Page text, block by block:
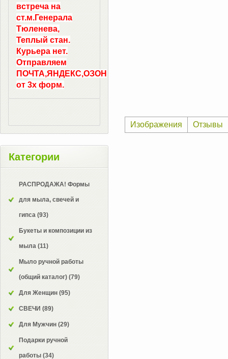
Изображения Отзывы
встреча на
ст.м.Генерала
Тюленева,
Теплый стан.
Курьера нет.
Отправляем
ПОЧТА,ЯНДЕКС,ОЗОН
от 3х форм.
Категории
РАСПРОДАЖА! Формы
для мыла, свечей и
гипса (93)
Букеты и композиции из
мыла (11)
Мыло ручной работы
(общий каталог) (79)
Для Женщин (95)
СВЕЧИ (89)
Для Мужчин (29)
Подарки ручной
работы (34)